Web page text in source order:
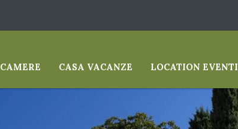
CAMERE CASA VACANZE LOCATION EVENTI